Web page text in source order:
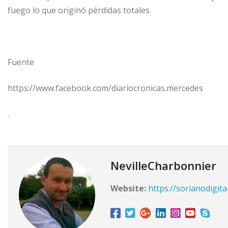
fuego lo que originó pérdidas totales.
Fuente
https://www.facebook.com/diariocronicas.mercedes
.
NevilleCharbonnier
Website: https://